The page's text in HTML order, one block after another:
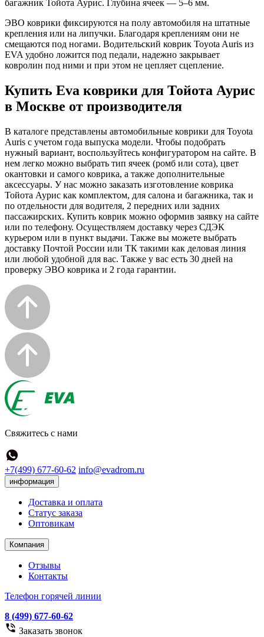
багажник Тойота Аурис. Глубина ячеек — 5–6 мм.
ЭВО коврики фиксируются на полу автомобиля на штатные
крепления или на липучки. Благодаря креплениям они не
смещаются под ногами. Водительский коврик Toyota Auris из
EVA удобно ложится под педали, надежно закрывает
ковролин под ними и при этом не цепляет сцепление.
Купить Eva коврики для Тойота Аурис
в Москве от производителя
В каталоге представлены автомобильные коврики для Toyota
Auris с учетом года выпуска модели. Чтобы подобрать
нужный вариант, воспользуйтесь конфигуратором на сайте. В
нем легко можно выбрать тип ячеек (ромб или сота), цвет
окантовки и самого коврика, а также дополнительные
аксессуары. У нас можно заказать изготовление коврика
Тойота Аурис как комплектом, для салона и багажника, так и
по отдельности для водителя, 2 передних или задних
пассажирских. Купить коврик можно оформив заявку на сайте
или по телефону. Осуществляем доставку через СДЭК
курьером или в пункт выдачи. Также вы можете выбрать
доставку Почтой России или ТК такими как деловая линия
или любой удобной для вас. Также у вас есть 30 дней на
проверку ЭВО коврика и 2 года гарантии.
Свяжитесь с нами
+7(499) 677-60-62 info@evadrom.ru
информация
Доставка и оплата
Статус заказа
Оптовикам
Компания
Отзывы
Контакты
Телефон горячей линии
8 (499) 677-60-62
Заказать звонок